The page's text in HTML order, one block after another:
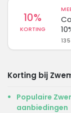
10%
KORTING
Korting bij
Populaire
aanbiedingen